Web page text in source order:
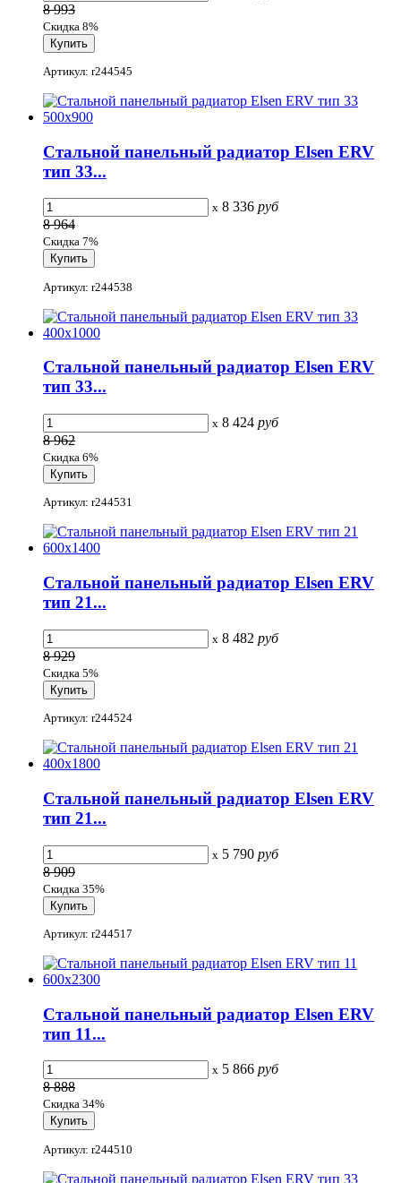
8 993
Скидка 8%
Артикул: r244545
Стальной панельный радиатор Elsen ERV
тип 33...
x 8 336 руб
8 964
Скидка 7%
Артикул: r244538
Стальной панельный радиатор Elsen ERV
тип 33...
x 8 424 руб
8 962
Скидка 6%
Артикул: r244531
Стальной панельный радиатор Elsen ERV
тип 21...
x 8 482 руб
8 929
Скидка 5%
Артикул: r244524
Стальной панельный радиатор Elsen ERV
тип 21...
x 5 790 руб
8 909
Скидка 35%
Артикул: r244517
Стальной панельный радиатор Elsen ERV
тип 11...
x 5 866 руб
8 888
Скидка 34%
Артикул: r244510